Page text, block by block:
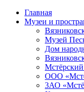
Туризм в
Главная
Музеи и
Музей
Дом
ООО
3АО